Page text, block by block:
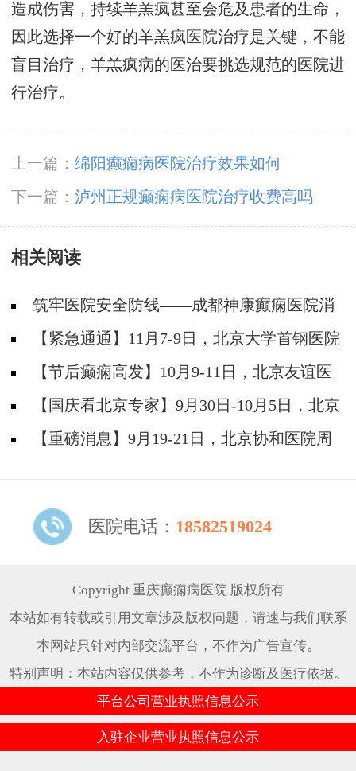
造成伤害，持续羊羔疯甚至会危及患者的生命，
因此选择一个好的羊羔疯医院治疗是关键，不能
盲目治疗，羊羔疯病的医治要挑选规范的医院进
行治疗。
上一篇： 绵阳癫痫病医院治疗效果如何
下一篇： 泸州正规癫痫病医院治疗收费高吗
相关阅读
筑牢医院安全防线——成都神康癫痫医院消
防安全培训纪实
【紧急通通】11月7-9日，北京大学首钢医院
神经内科胡颖教授亲临成都会诊，破解癫痫疑难
【节后癫痫高发】10月9-11日，北京友谊医
院陈葵博士免费会诊+治疗援助，破解癫痫难
题！
【国庆看北京专家】9月30日-10月5日，北京
天坛&首钢医院两大专家蓉城亲诊+癫痫大额救
【重磅消息】9月19-21日，北京协和医院周
线！
医院电话： 18582519024
Copyright 重庆癫痫病医院 版权所有
本站如有转载或引用文章涉及版权问题，请速与我们联系
本网站只针对内部交流平台，不作为广告宣传。
特别声明：本站内容仅供参考，不作为诊断及医疗依据。
平台公司营业执照信息公示
入驻企业营业执照信息公示